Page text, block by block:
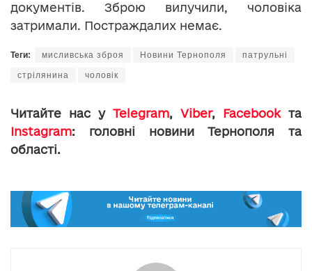
документів. Зброю вилучили, чоловіка
затримали. Постраждалих немає.
Теги: мисливська зброя Новини Тернополя патрульні
стрілянина чоловік
Читайте нас у Telegram, Viber, Facebookта
Instagram: головні новини Тернополя та
області.